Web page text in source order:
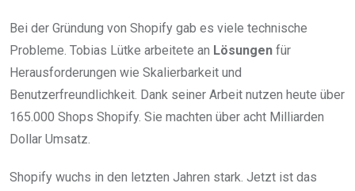
Bei der Gründung von Shopify gab es viele technische
Probleme. Tobias Lütke arbeitete an Lösungen für
Herausforderungen wie Skalierbarkeit und
Benutzerfreundlichkeit. Dank seiner Arbeit nutzen heute über
165.000 Shops Shopify. Sie machten über acht Milliarden
Dollar Umsatz.
Shopify wuchs in den letzten Jahren stark. Jetzt ist das